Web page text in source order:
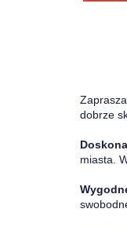
dobrze
miasta.